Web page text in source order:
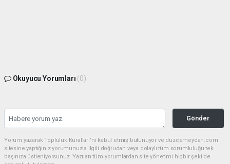
Okuyucu Yorumları (0)
Gönder
Yorum yazarak Topluluk Kuralları’nı kabul etmiş bulunuyor ve duzcemeydan.com
sitesine yaptığınız yorumunuzla ilgili doğrudan veya dolaylı tüm sorumluluğu tek
başınıza üstleniyorsunuz. Yazılan tüm yorumlardan site yönetimi hiçbir şekilde